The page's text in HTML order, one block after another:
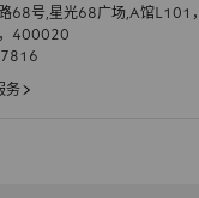
68号,星光68广场,A馆L101，
400020
务